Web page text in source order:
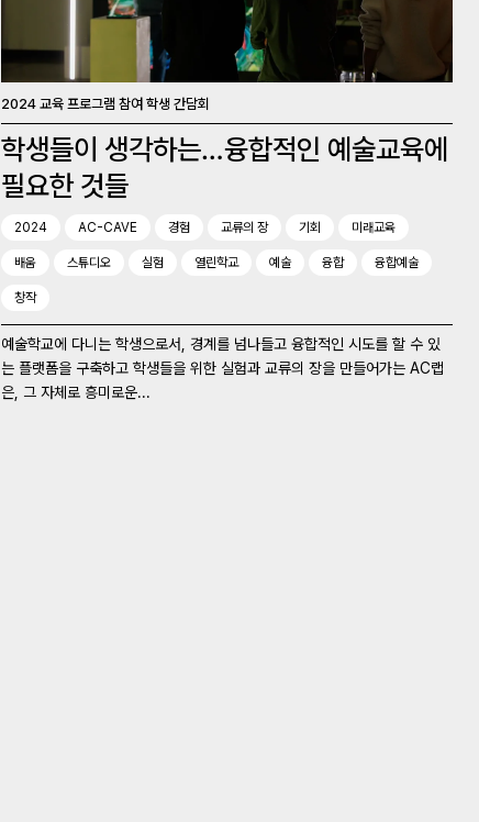
2024 교육 프로그램 참여 학생 간담회
학생들이 생각하는…융합적인 예술교육에
필요한 것들
2024 AC-CAVE 경험 교류의 장 기회 미래교육
배움 스튜디오 실험 열린학교 예술 융합 융합예술
창작
예술학교에 다니는 학생으로서, 경계를 넘나들고 융합적인 시도를 할 수 있
는 플랫폼을 구축하고 학생들을 위한 실험과 교류의 장을 만들어가는 AC랩
은, 그 자체로 흥미로운...